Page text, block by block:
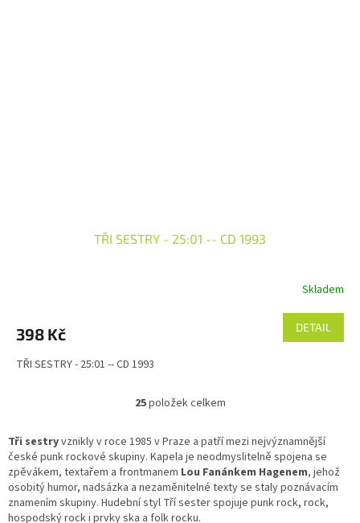
TŘI SESTRY - 25:01 -- CD 1993
Skladem
398 Kč DETAIL
TŘI SESTRY - 25:01 -- CD 1993
O
l
á
d
a
c
í
25položek celkem
Tři sestryvznikly v roce 1985 v Praze a patří mezi nejvýznamnější
české punk rockové skupiny. Kapela je neodmyslitelně spojena se
zpěvákem, textařem a frontmanem Lou Fanánkem Hagenem, jehož
osobitý humor, nadsázka a nezaměnitelné texty se staly poznávacím
znamením skupiny. Hudební styl Tří sester spojuje punk rock, rock,
hospodský rock i prvky ska a folk rocku.